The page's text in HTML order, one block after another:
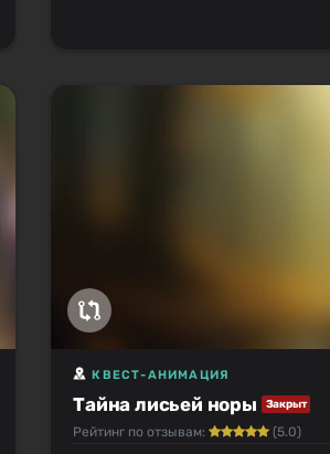
Тайна лисьей норы Закрыт
КВЕСТ-АНИМАЦИЯ
Рейтинг по отзывам: (5.0)